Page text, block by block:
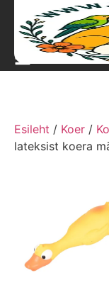
Esileht / Koer /
lateksist koera